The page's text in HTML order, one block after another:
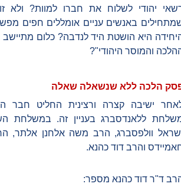
יהודי לשלוח את חברו למוות? ולא
באנשים עניים אומללים חפים
היא הושטת היד לנדבה? כלום
והמוסר היהודי"?
הלכה ללא שנשאלה שאלה
ישיבה קצרה ורצינית החליט חבר
ללאנדסברג בעניין זה. במשלחת
וולפסברג, הרב משה אלחנן אלתר,
והרב דוד כהנא.
ד"ר דוד כהנא מספר: